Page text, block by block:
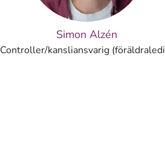
Simon Alzén
Controller/kansliansvarig